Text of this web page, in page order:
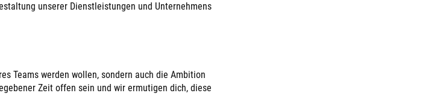
unserer Dienstleistungen und Unternehmens
Teams werden wollen, sondern auch die Ambition
Zeit offen sein und wir ermutigen dich, diese